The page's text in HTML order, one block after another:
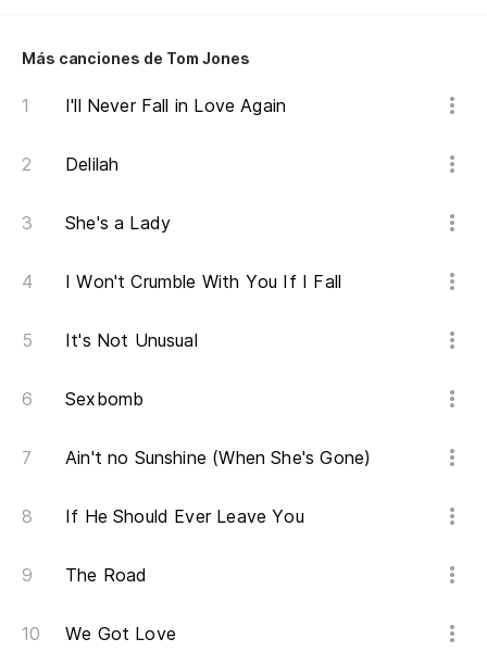
Más canciones de Tom Jones
I'll Never Fall in Love Again
Delilah
She's a Lady
I Won't Crumble With You If I Fall
It's Not Unusual
Sexbomb
Ain't no Sunshine (When She's Gone)
If He Should Ever Leave You
The Road
We Got Love